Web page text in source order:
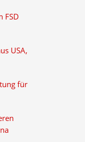
FSD
USA,
für